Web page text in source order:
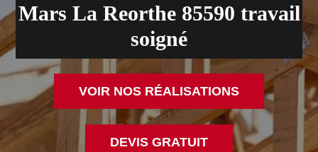
Mars La Reorthe 85590 travail
soigné
VOIR NOS RÉALISATIONS
DEVIS GRATUIT